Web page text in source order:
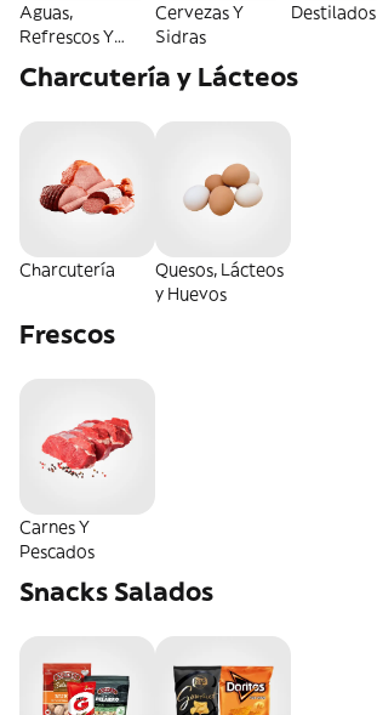
Aguas,
Refrescos Y
Cervezas Y
Sidras
Destilados
Charcutería y Lácteos
Charcutería
Quesos, Lácteos
y Huevos
Frescos
Carnes Y
Pescados
Snacks Salados